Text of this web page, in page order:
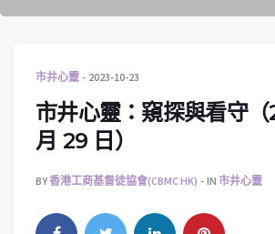
市井心靈 2023-10-23
市井心靈：窺探與看守
月 29 日）
BY香港工商基督徒協會(CBMC HK) IN 市井心靈